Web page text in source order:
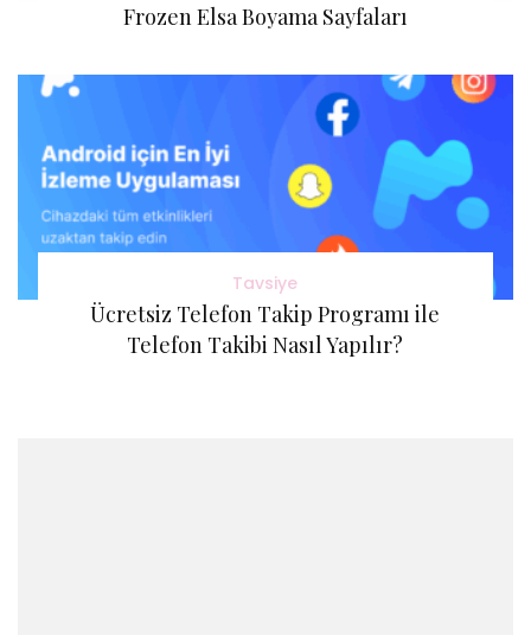
Frozen Elsa Boyama Sayfaları
Tavsiye
Ücretsiz Telefon Takip Programı ile
Telefon Takibi Nasıl Yapılır?